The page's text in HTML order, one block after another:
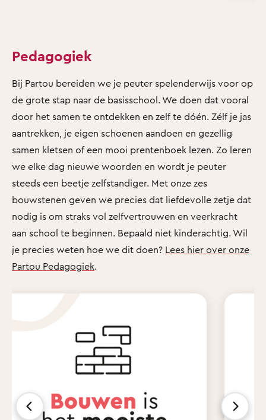
Pedagogiek
Bij Partou bereiden we je peuter spelenderwijs voor op
de grote stap naar de basisschool. We doen dat vooral
door het samen te ontdekken en zelf te dóén. Zélf je jas
aantrekken, je eigen schoenen aandoen en gezellig
samen kletsen of een mooi prentenboek lezen. Zo leren
we elke dag nieuwe woorden en wordt je peuter
steeds een beetje zelfstandiger. Met onze zes
bouwstenen geven we precies dat liefdevolle zetje dat
nodig is om straks vol zelfvertrouwen en veerkracht
aan school te beginnen. Bepaald niet kinderachtig. Wil
je precies weten hoe we dit doen? Lees hier over onze
Partou Pedagogiek.